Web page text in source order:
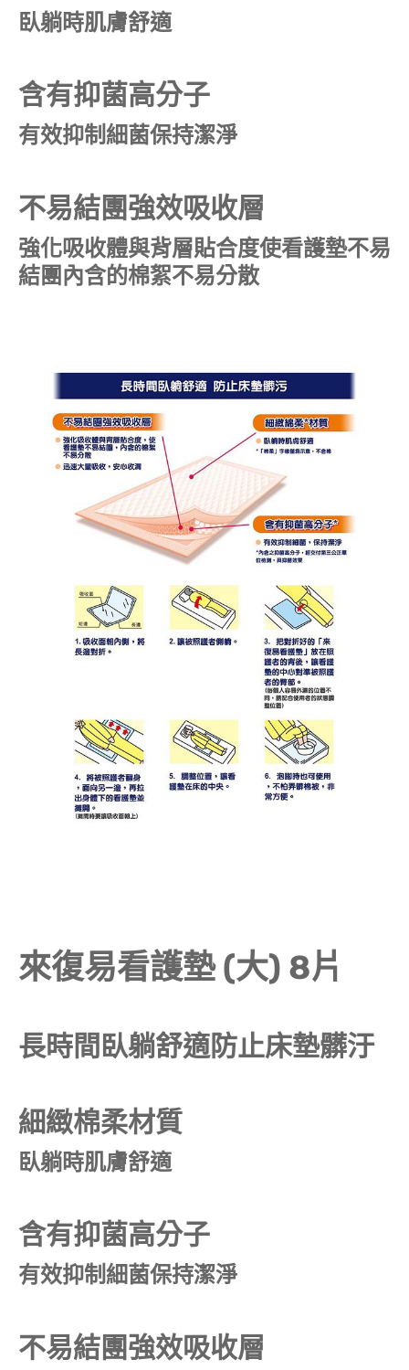
臥躺時肌膚舒適
含有抑菌高分子
有效抑制細菌保持潔淨
不易結團強效吸收層
強化吸收體與背層貼合度使看護墊不易
結團內含的棉絮不易分散
來復易看護墊 (大) 8片
長時間臥躺舒適防止床墊髒汙
細緻棉柔材質
臥躺時肌膚舒適
含有抑菌高分子
有效抑制細菌保持潔淨
不易結團強效吸收層